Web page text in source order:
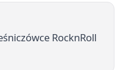
RocknRoll